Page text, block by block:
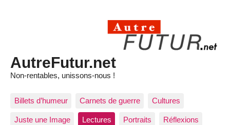
AutreFutur.net
Non-rentables, unissons-nous !
Billets d’humeur Carnets de guerre Cultures
Juste une Image Lectures Portraits Réflexions